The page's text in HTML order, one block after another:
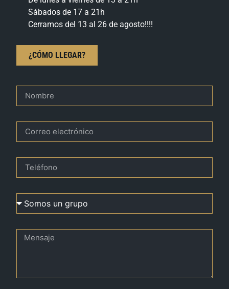
Sábados de 17 a 21h
Cerramos del 13 al 26 de agosto!!!!
¿CÓMO LLEGAR?